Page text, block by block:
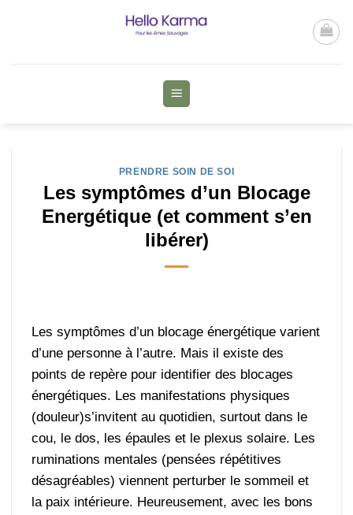
PRENDRE SOIN DE SOI
Les symptômes d’un Blocage
Energétique (et comment s’en
libérer)
Les symptômes d’un blocage énergétique varient
d’une personne à l’autre. Mais il existe des
points de repère pour identifier des blocages
énergétiques. Les manifestations physiques
(douleur)s’invitent au quotidien, surtout dans le
cou, le dos, les épaules et le plexus solaire. Les
ruminations mentales (pensées répétitives
désagréables) viennent perturber le sommeil et
la paix intérieure. Heureusement, avec les bons